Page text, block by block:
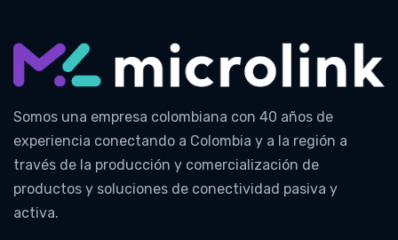
Somos una empresa colombiana con 40 años de
experiencia conectando a Colombia y a la región a
través de la producción y comercialización de
productos y soluciones de conectividad pasiva y
activa.